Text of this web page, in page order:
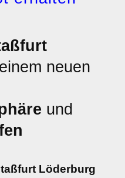
neuen
und
Löderburg